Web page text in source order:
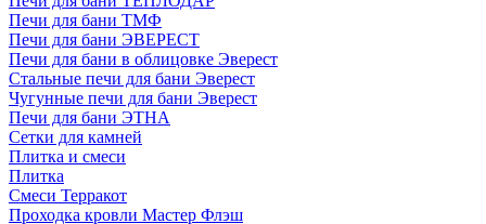
Печи для бани ТМФ
Печи для бани ЭВЕРЕСТ
Печи для бани в облицовке Эверест
Стальные печи для бани Эверест
Чугунные печи для бани Эверест
Печи для бани ЭТНА
Сетки для камней
Плитка и смеси
Плитка
Смеси Терракот
Проходка кровли Мастер Флэш